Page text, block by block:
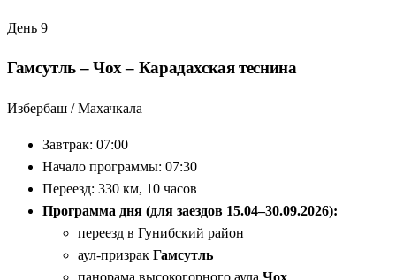
День 9
Гамсутль – Чох – Карадахская теснина
Избербаш / Махачкала
Завтрак: 07:00
Начало программы: 07:30
Переезд: 330 км, 10 часов
Программа дня (для заездов 15.04–30.09.2026):
переезд в Гунибский район
аул-призрак Гамсутль
панорама высокогорного аула Чох